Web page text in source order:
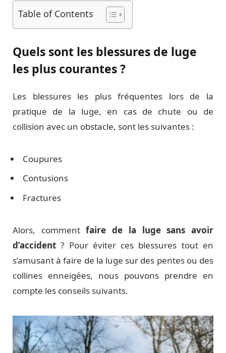
Table of Contents
Quels sont les blessures de luge
les plus courantes ?
Les blessures les plus fréquentes lors de la
pratique de la luge, en cas de chute ou de
collision avec un obstacle, sont les suivantes :
Coupures
Contusions
Fractures
Alors, commentfaire de la luge sans avoir
d’accident ? Pour éviter ces blessures tout en
s’amusant à faire de la luge sur des pentes ou des
collines enneigées, nous pouvons prendre en
compte les conseils suivants.